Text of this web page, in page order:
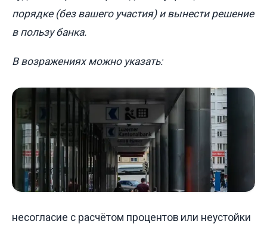
порядке (без вашего участия) и вынести решение
в пользу банка.
В возражениях можно указать:
несогласие с расчётом процентов или неустойки